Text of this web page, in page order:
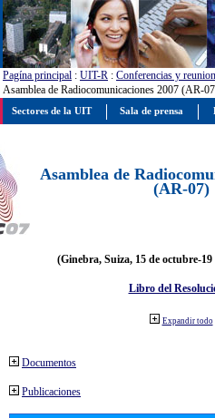
Pagína principal : UIT-R : Conferencias y
Asamblea de Radiocomunicaciones 2007 (AR-
Asamblea de
(AR-07)
(Ginebra, Suiza, 15 de octubre-19
Libro del
Expandir todo
Documentos
Publicaciones
Sectores de la UIT Sala de prensa